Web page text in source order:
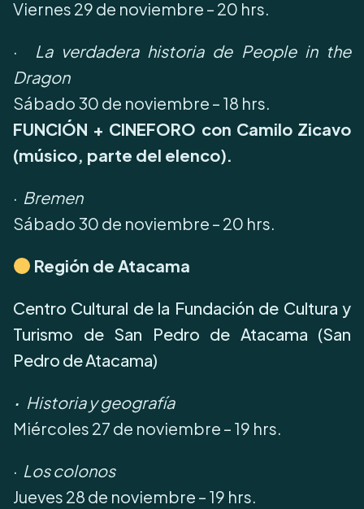
Viernes 29 de noviembre – 20 hrs.
· La verdadera historia de People in the
Dragon
Sábado 30 de noviembre – 18 hrs.
FUNCIÓN + CINEFORO con Camilo Zicavo
(músico, parte del elenco).
· Bremen
Sábado 30 de noviembre – 20 hrs.
Región de Atacama
Centro Cultural de la Fundación de Cultura y
Turismo de San Pedro de Atacama (San
Pedro de Atacama)
· Historia y geografía
Miércoles 27 de noviembre – 19 hrs.
· Los colonos
Jueves 28 de noviembre – 19 hrs.